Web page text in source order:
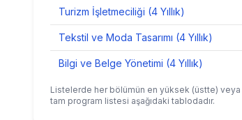
Turizm İşletmeciliği (4 Yıllık)
Tekstil ve Moda Tasarımı (4 Yıllık)
Bilgi ve Belge Yönetimi (4 Yıllık)
Listelerde her bölümün en yüksek (üstte) veya
tam program listesi aşağıdaki tablodadır.